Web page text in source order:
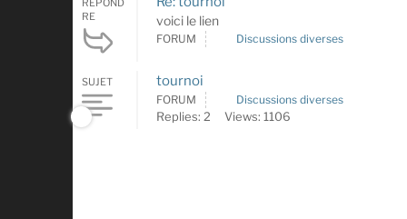
RÉPOND
RE
voici le lien
FORUM Discussions diverses
SUJET tournoi
FORUM Discussions diverses
Replies: 2 Views: 1106